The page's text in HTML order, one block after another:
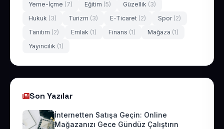
Yeme-İçme (7) Eğitim (5) Güzellik (3)
Hukuk (3) Turizm (3) E-Ticaret (2) Spor (2)
Tanıtım (2) Emlak (1) Finans (1) Mağaza (1)
Yayıncılık (1)
Son Yazılar
İnternetten Satışa Geçin: Online
Mağazanızı Gece Gündüz Çalıştırın